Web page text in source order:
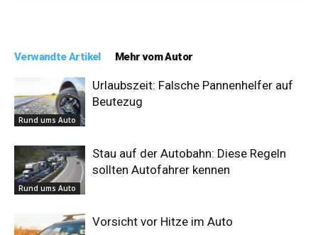
Verwandte Artikel Mehr vom Autor
Rund ums Auto
Urlaubszeit: Falsche Pannenhelfer auf
Beutezug
Rund ums Auto
Stau auf der Autobahn: Diese Regeln
sollten Autofahrer kennen
Vorsicht vor Hitze im Auto